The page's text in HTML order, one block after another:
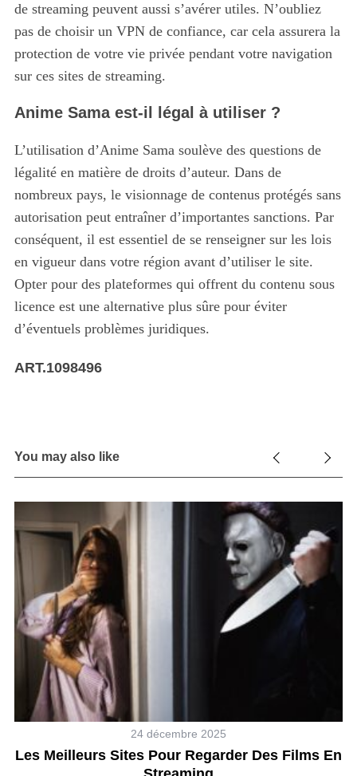
de streaming peuvent aussi s’avérer utiles. N’oubliez
pas de choisir un VPN de confiance, car cela assurera la
protection de votre vie privée pendant votre navigation
sur ces sites de streaming.
Anime Sama est-il légal à utiliser ?
L’utilisation d’Anime Sama soulève des questions de
légalité en matière de droits d’auteur. Dans de
nombreux pays, le visionnage de contenus protégés sans
autorisation peut entraîner d’importantes sanctions. Par
conséquent, il est essentiel de se renseigner sur les lois
en vigueur dans votre région avant d’utiliser le site.
Opter pour des plateformes qui offrent du contenu sous
licence est une alternative plus sûre pour éviter
d’éventuels problèmes juridiques.
ART.1098496
You may also like
24 décembre 2025
Les Meilleurs Sites Pour Regarder Des Films En